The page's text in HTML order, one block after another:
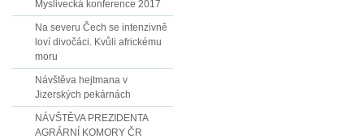
Myslivecká konference 2017
Na severu Čech se intenzivně
loví divočáci. Kvůli africkému
moru
Návštěva hejtmana v
Jizerských pekárnách
NÁVŠTĚVA PREZIDENTA
AGRÁRNÍ KOMORY ČR